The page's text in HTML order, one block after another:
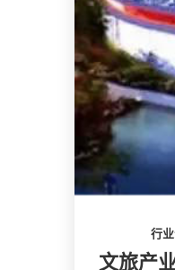
行
文旅产